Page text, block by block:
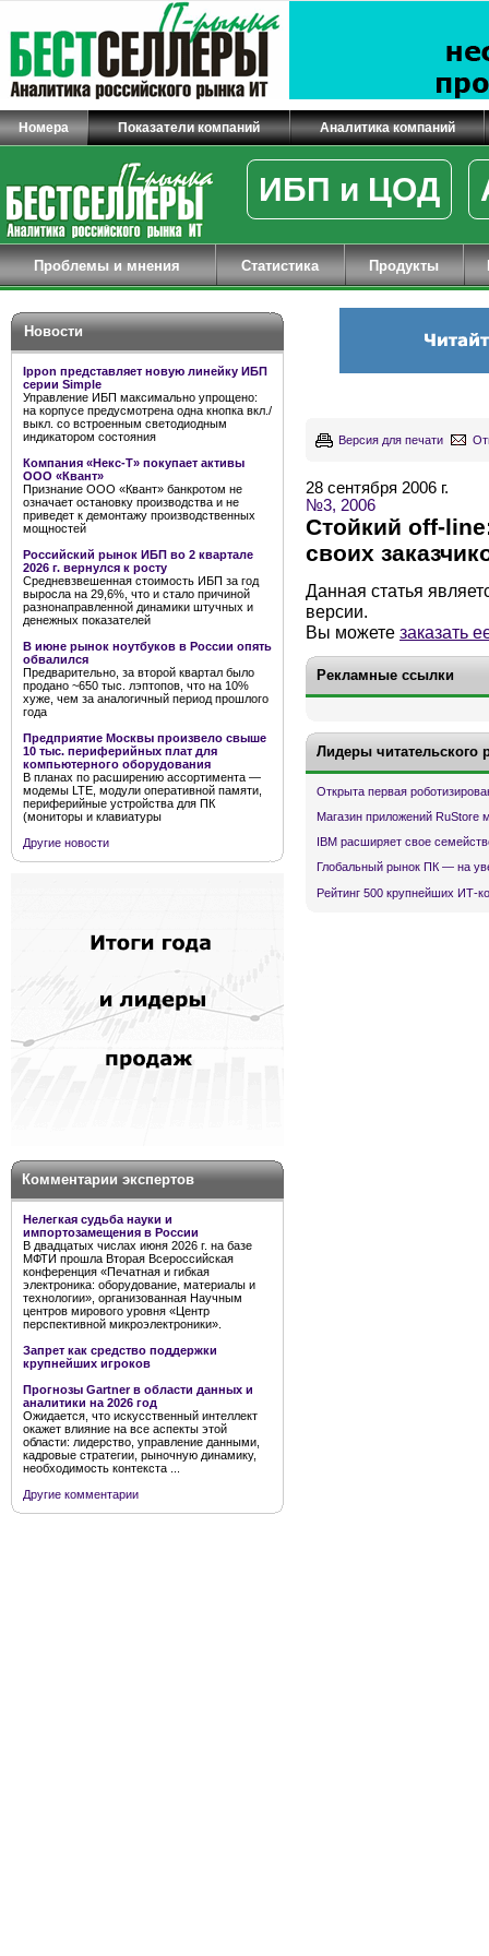
Номера Показатели компаний Аналитика компаний
ИБП и ЦОД
Проблемы и мнения Статистика Продукты
Новости
Ippon представляет новую линейку ИБП
серии Simple
Управление ИБП максимально упрощено:
на корпусе предусмотрена одна кнопка вкл./
выкл. со встроенным светодиодным
индикатором состояния
Компания «Некс-Т» покупает активы
ООО «Квант»
Признание ООО «Квант» банкротом не
означает остановку производства и не
приведет к демонтажу производственных
мощностей
Российский рынок ИБП во 2 квартале
2026 г. вернулся к росту
Средневзвешенная стоимость ИБП за год
выросла на 29,6%, что и стало причиной
разнонаправленной динамики штучных и
денежных показателей
В июне рынок ноутбуков в России опять
обвалился
Предварительно, за второй квартал было
продано ~650 тыс. лэптопов, что на 10%
хуже, чем за аналогичный период прошлого
года
Предприятие Москвы произвело свыше
10 тыс. периферийных плат для
компьютерного оборудования
В планах по расширению ассортимента —
модемы LTE, модули оперативной памяти,
периферийные устройства для ПК
(мониторы и клавиатуры
Другие новости
Комментарии экспертов
Нелегкая судьба науки и
импортозамещения в России
В двадцатых числах июня 2026 г. на базе
МФТИ прошла Вторая Всероссийская
конференция «Печатная и гибкая
электроника: оборудование, материалы и
технологии», организованная Научным
центров мирового уровня «Центр
перспективной микроэлектроники».
Запрет как средство поддержки
крупнейших игроков
Прогнозы Gartner в области данных и
аналитики на 2026 год
Ожидается, что искусственный интеллект
окажет влияние на все аспекты этой
области: лидерство, управление данными,
кадровые стратегии, рыночную динамику,
необходимость контекста ...
Другие комментарии
Версия для печати
28 сентября 2006 г.
№3, 2006
Стойкий off-
своих
Данная статья
версии.
Вы можете заказать
Рекламные ссылки
Лидеры читательского
Открыта первая
Магазин приложений RuStore
IBM расширяет свое
Глобальный рынок ПК — на
Рейтинг 500 крупнейших ИТ-